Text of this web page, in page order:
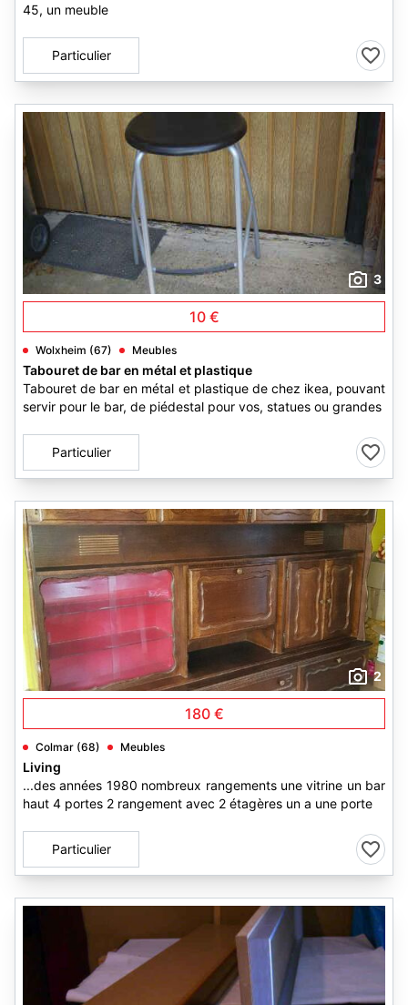
45, un meuble
Particulier
3
10 €
Wolxheim (67) Meubles
Tabouret de bar en métal et plastique
Tabouret de bar en métal et plastique de chez ikea, pouvant
servir pour le bar, de piédestal pour vos, statues ou grandes
Particulier
2
180 €
Colmar (68) Meubles
Living
...des années 1980 nombreux rangements une vitrine un bar
haut 4 portes 2 rangement avec 2 étagères un a une porte
Particulier